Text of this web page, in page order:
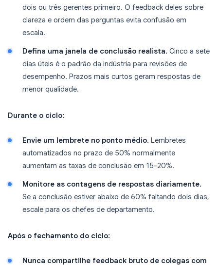
dois ou três gerentes primeiro. O feedback deles sobre
clareza e ordem das perguntas evita confusão em
escala.
Defina uma janela de conclusão realista. Cinco a sete
dias úteis é o padrão da indústria para revisões de
desempenho. Prazos mais curtos geram respostas de
menor qualidade.
Durante o ciclo:
Envie um lembrete no ponto médio. Lembretes
automatizados no prazo de 50% normalmente
aumentam as taxas de conclusão em 15-20%.
Monitore as contagens de respostas diariamente.
Se a conclusão estiver abaixo de 60% faltando dois dias,
escale para os chefes de departamento.
Após o fechamento do ciclo:
Nunca compartilhe feedback bruto de colegas com